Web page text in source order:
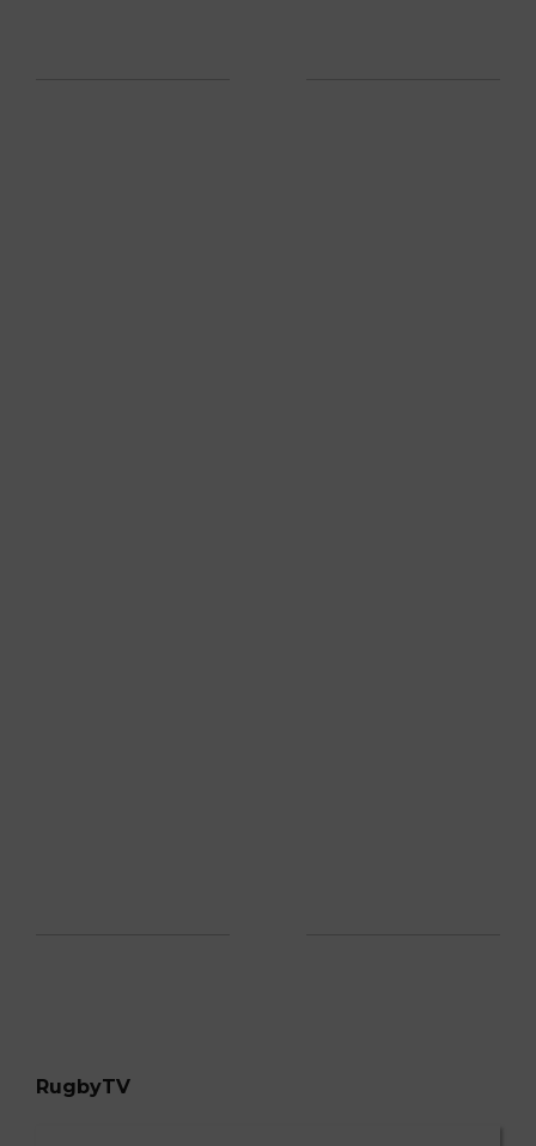
RugbyTV